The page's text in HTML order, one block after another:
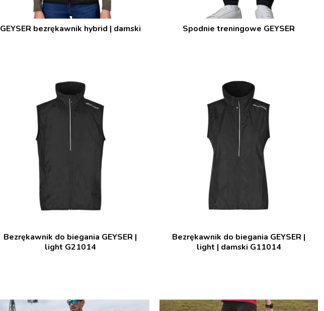
GEYSER bezrękawnik hybrid | damski Spodnie treningowe GEYSER
Bezrękawnik do biegania GEYSER |
light G21014
Bezrękawnik do biegania GEYSER |
light | damski G11014